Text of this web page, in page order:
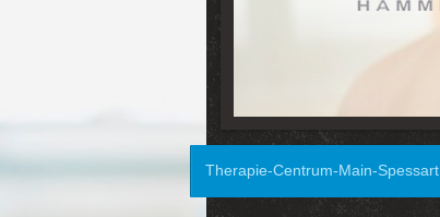
Therapie-Centrum-Main-Spessart